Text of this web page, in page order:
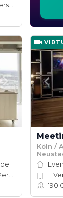
Köln /
11
190